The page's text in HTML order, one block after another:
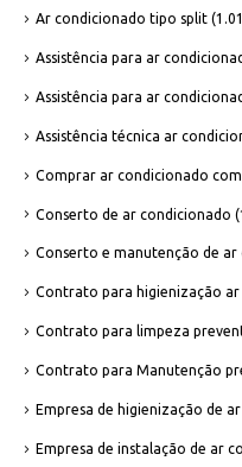
Ar condicionado tipo split
Assistência para ar
Assistência para ar
Assistência técnica ar
Comprar ar condicionado
Conserto de ar condicionado
Conserto e manutenção de ar
Contrato para higienização
Contrato para limpeza
Contrato para Manutenção
Empresa de higienização de
Empresa de instalação de ar